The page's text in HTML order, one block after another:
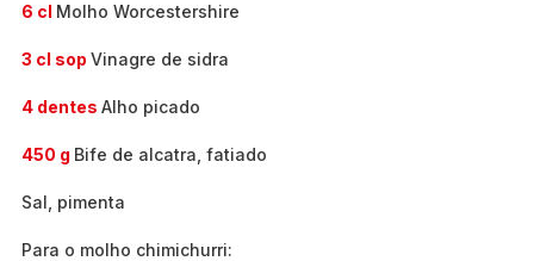
6 cl Molho Worcestershire
3 cl sop Vinagre de sidra
4 dentes Alho picado
450 g Bife de alcatra, fatiado
Sal, pimenta
Para o molho chimichurri: